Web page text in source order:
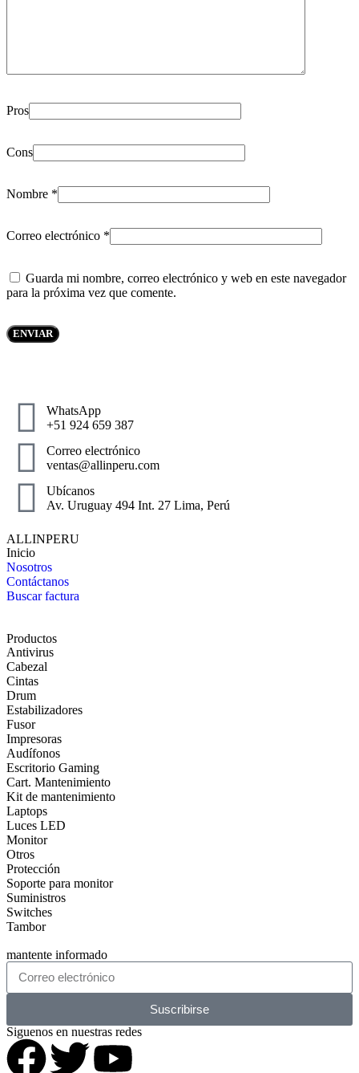
Pros
Cons
Nombre *
Correo electrónico *
Guarda mi nombre, correo electrónico y web en este navegador
para la próxima vez que comente.
WhatsApp
+51 924 659 387
Correo electrónico
ventas@allinperu.com
Ubícanos
Av. Uruguay 494 Int. 27 Lima, Perú
ALLINPERU
Inicio
Nosotros
Contáctanos
Buscar factura
Productos
Antivirus
Cabezal
Cintas
Drum
Estabilizadores
Fusor
Impresoras
Audífonos
Escritorio Gaming
Cart. Mantenimiento
Kit de mantenimiento
Laptops
Luces LED
Monitor
Otros
Protección
Soporte para monitor
Suministros
Switches
Tambor
mantente informado
Suscribirse
Siguenos en nuestras redes